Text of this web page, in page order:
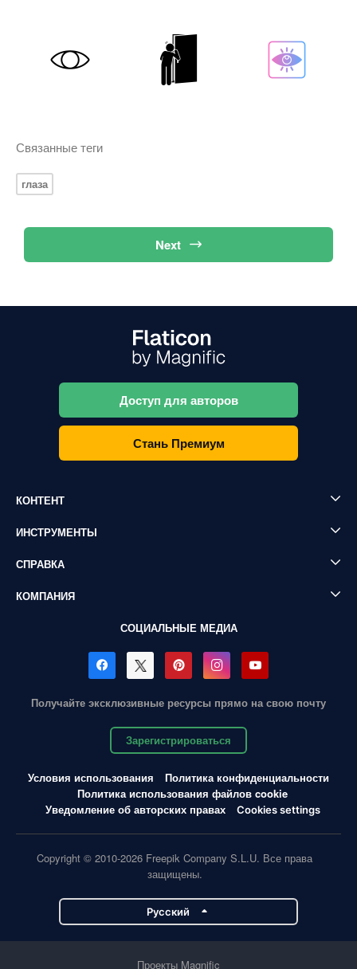
Связанные теги
глаза
Next
Доступ для авторов
Стань Премиум
КОНТЕНТ
ИНСТРУМЕНТЫ
СПРАВКА
КОМПАНИЯ
СОЦИАЛЬНЫЕ МЕДИА
Получайте эксклюзивные ресурсы прямо на свою почту
Зарегистрироваться
Условия использования
Политика конфиденциальности
Политика использования файлов cookie
Уведомление об авторских правах
Cookies settings
Copyright © 2010-2026 Freepik Company S.L.U. Все права
защищены.
Pусский
Проекты Magnific